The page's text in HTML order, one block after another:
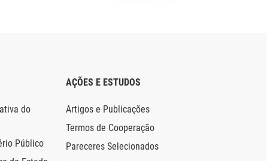
do
Público
AÇÕES E ESTUDOS
Artigos e Publicações
Termos de Cooperação
Pareceres Selecionados